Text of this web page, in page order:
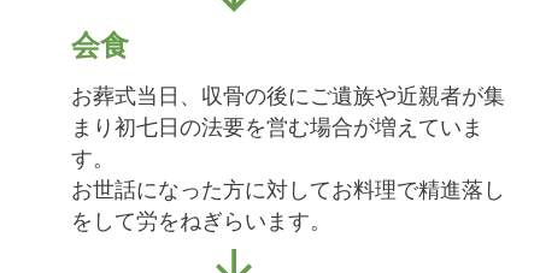
会食
お葬式当日、収骨の後にご遺族や近親者が集
まり初七日の法要を営む場合が増えていま
す。
お世話になった方に対してお料理で精進落し
をして労をねぎらいます。